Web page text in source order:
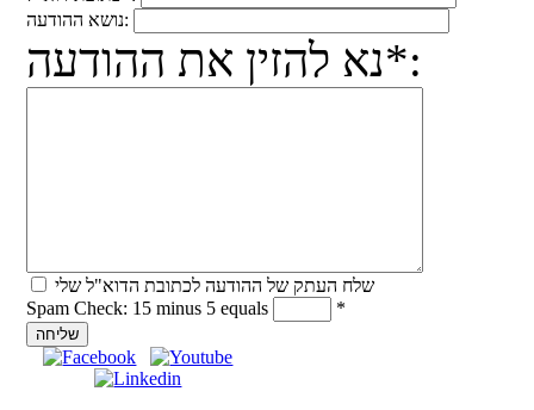
נושא ההודעה:
נא להזין את ההודעה*:
שלח העתק של ההודעה לכתובת הדוא"ל שלי
Spam Check: 15 minus 5 equals
*
שליחה